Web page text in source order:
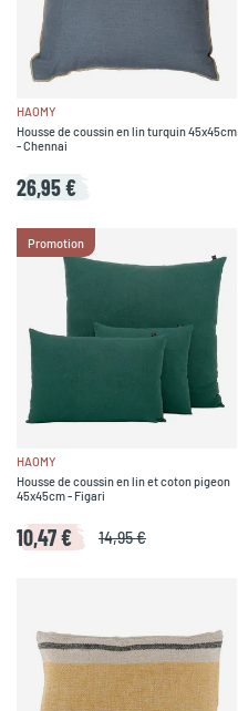
HAOMY
Housse de coussin en lin turquin 45x45cm
- Chennai
26,95 €
Promotion
HAOMY
Housse de coussin en lin et coton pigeon
45x45cm - Figari
10,47 € 14,95 €